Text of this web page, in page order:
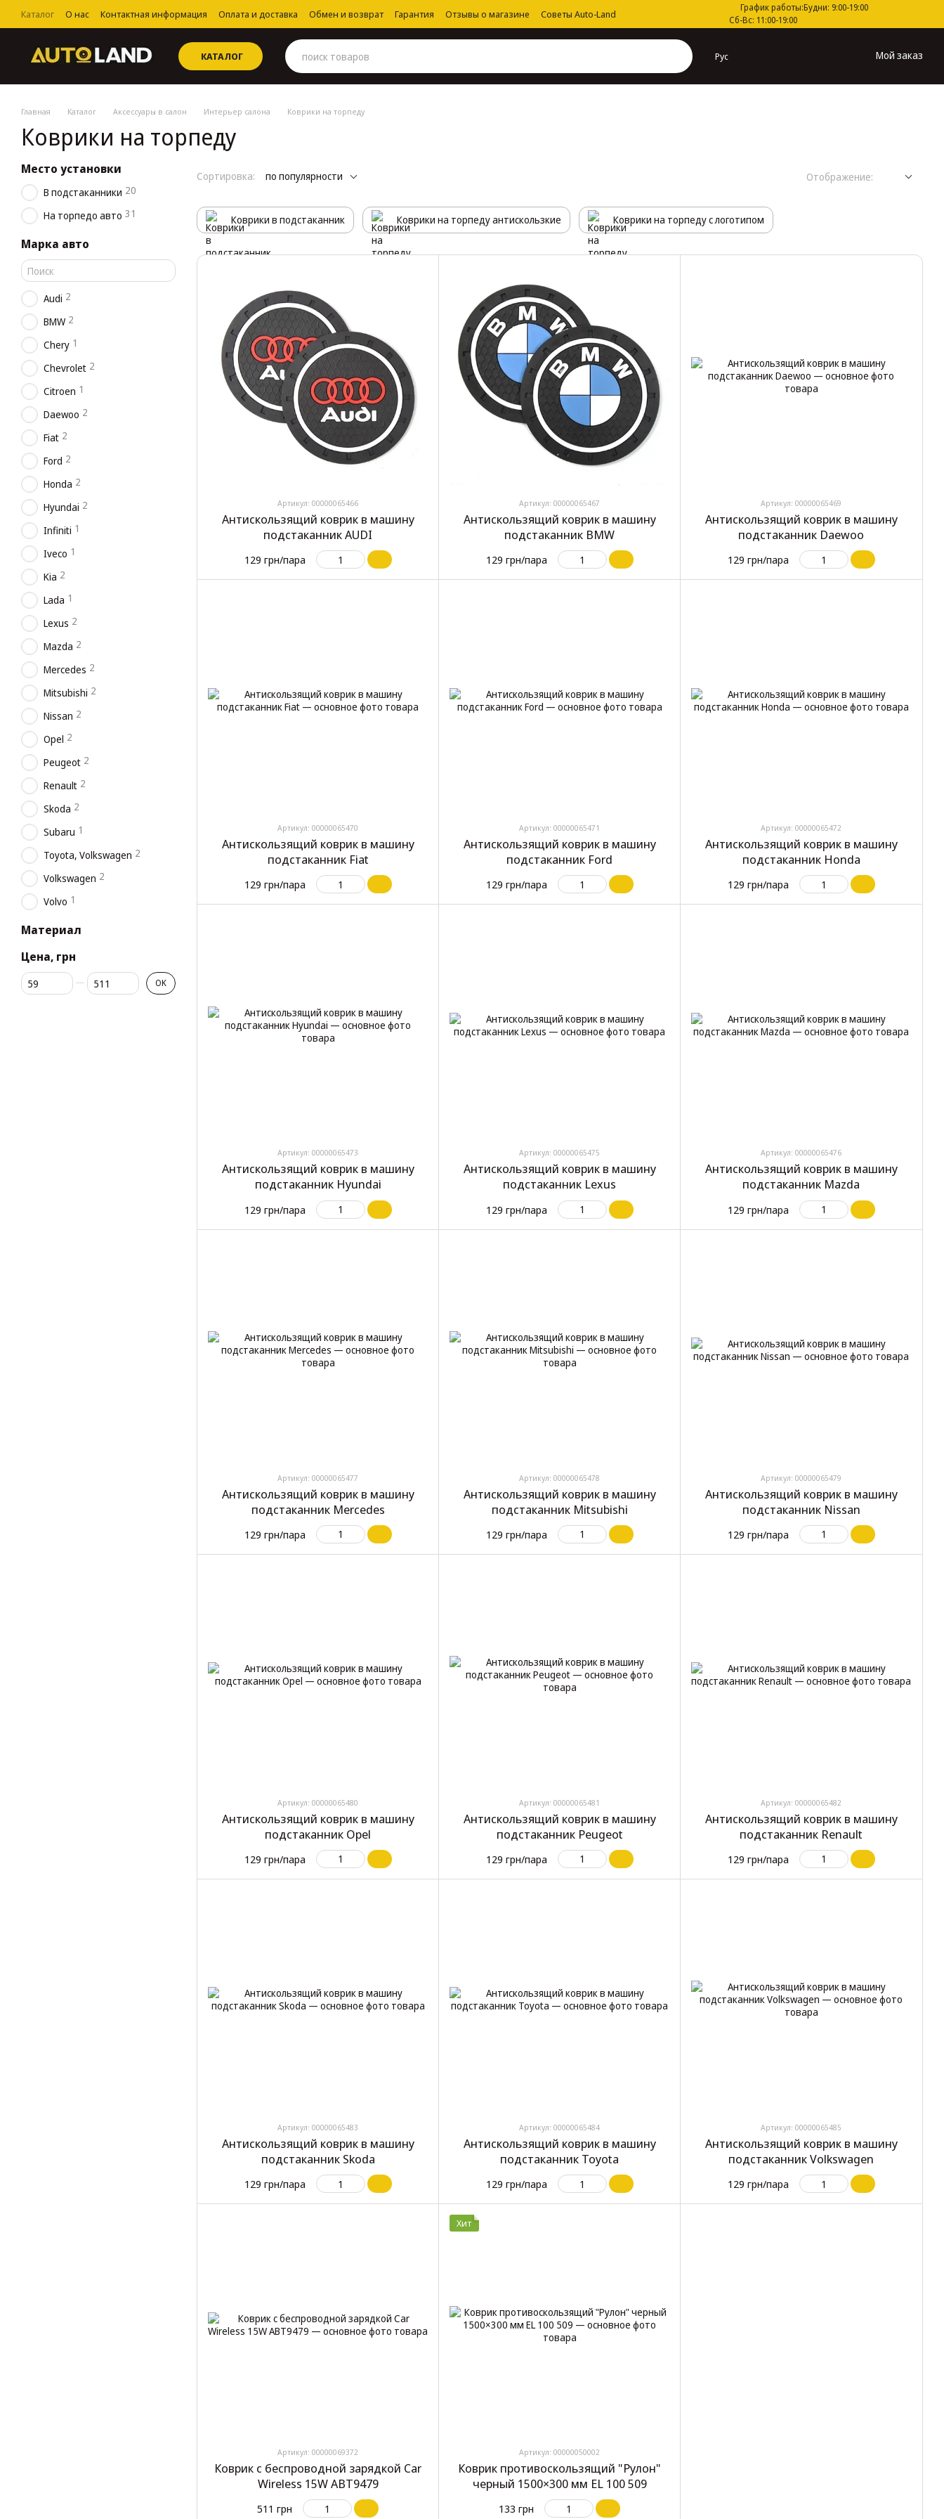
Перейти к основному контенту
Каталог О нас Контактная информация Оплата и доставка Обмен и возврат Гарантия Отзывы о магазине
Советы Auto-Land
Пользовательское соглашение
График работы:Будни: 9:00-19:00
Сб-Вс: 11:00-19:00
КАТАЛОГ Рус Мой заказ
Главная Каталог Аксессуары в салон Интерьер салона Коврики на торпеду
Коврики на торпеду
Сортировка: по популярности Отображение:
Коврики в подстаканник Коврики на торпеду антискользкие Коврики на торпеду с логотипом
Артикул: 00000065466
Антискользящий коврик в машину
подстаканник AUDI
129 грн/пара
Артикул: 00000065467
Антискользящий коврик в машину
подстаканник BMW
129 грн/пара
Артикул: 00000065469
Антискользящий коврик в машину
подстаканник Daewoo
129 грн/пара
Артикул: 00000065470
Антискользящий коврик в машину
подстаканник Fiat
129 грн/пара
Артикул: 00000065471
Антискользящий коврик в машину
подстаканник Ford
129 грн/пара
Артикул: 00000065472
Антискользящий коврик в машину
подстаканник Honda
129 грн/пара
Артикул: 00000065473
Антискользящий коврик в машину
подстаканник Hyundai
129 грн/пара
Артикул: 00000065475
Антискользящий коврик в машину
подстаканник Lexus
129 грн/пара
Артикул: 00000065476
Антискользящий коврик в машину
подстаканник Mazda
129 грн/пара
Артикул: 00000065477
Антискользящий коврик в машину
подстаканник Mercedes
129 грн/пара
Артикул: 00000065478
Антискользящий коврик в машину
подстаканник Mitsubishi
129 грн/пара
Артикул: 00000065479
Антискользящий коврик в машину
подстаканник Nissan
129 грн/пара
Артикул: 00000065480
Антискользящий коврик в машину
подстаканник Opel
129 грн/пара
Артикул: 00000065481
Антискользящий коврик в машину
подстаканник Peugeot
129 грн/пара
Артикул: 00000065482
Антискользящий коврик в машину
подстаканник Renault
129 грн/пара
Артикул: 00000065483
Антискользящий коврик в машину
подстаканник Skoda
129 грн/пара
Артикул: 00000065484
Антискользящий коврик в машину
подстаканник Toyota
129 грн/пара
Артикул: 00000065485
Антискользящий коврик в машину
подстаканник Volkswagen
129 грн/пара
Артикул: 00000069372
Коврик с беспроводной зарядкой Car
Wireless 15W ABT9479
511 грн
Хит
Артикул: 00000050002
Коврик противоскользящий "Рулон"
черный 1500×300 мм EL 100 509
133 грн
Место установки
В подстаканники 20
На торпедо авто 31
Марка авто
Audi 2
BMW 2
Chery 1
Chevrolet 2
Citroen 1
Daewoo 2
Fiat 2
Ford 2
Honda 2
Hyundai 2
Infiniti 1
Iveco 1
Kia 2
Lada 1
Lexus 2
Mazda 2
Mercedes 2
Mitsubishi 2
Nissan 2
Opel 2
Peugeot 2
Renault 2
Skoda 2
Subaru 1
Toyota, Volkswagen 2
Volkswagen 2
Volvo 1
Материал
Цена, грн
От Цена, грн
До Цена, грн OK